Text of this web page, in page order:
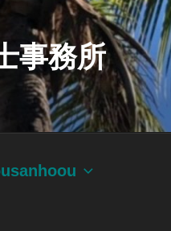
事務所